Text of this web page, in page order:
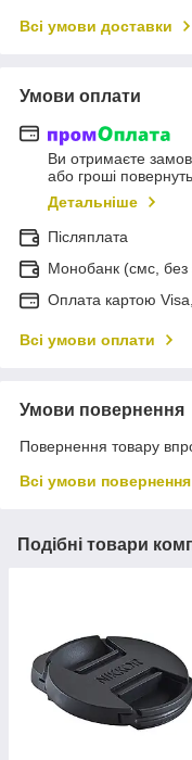
Всі умови доставки
Умови оплати
Ви отримаєте
або гроші
Детальніше
Післяплата
Монобанк (смс,
Оплата картою
Всі умови оплати
Умови повернення
Повернення товару
Всі умови повернення
Подібні товари